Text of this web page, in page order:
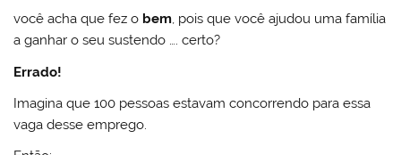
você acha que fez o bem, pois que você ajudou uma família
a ganhar o seu sustendo …. certo?
Errado!
Imagina que 100 pessoas estavam concorrendo para essa
vaga desse emprego.